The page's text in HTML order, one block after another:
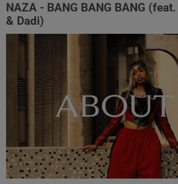
NAZA - BANG BANG BANG
& Dadi)